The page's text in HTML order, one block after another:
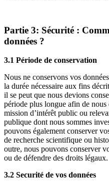
Partie 3: Sécurité :
données ?
3.1 Période de conservation
Nous ne conservons vos
la durée nécessaire aux fins
il se peut que nous devions
période plus longue afin de
mission d’intérêt public ou
publique dont nous sommes
pouvons également conserver
de recherche scientifique ou
outre, nous pouvons conserver
ou de défendre des droits légaux.
3.2 Securité de vos données